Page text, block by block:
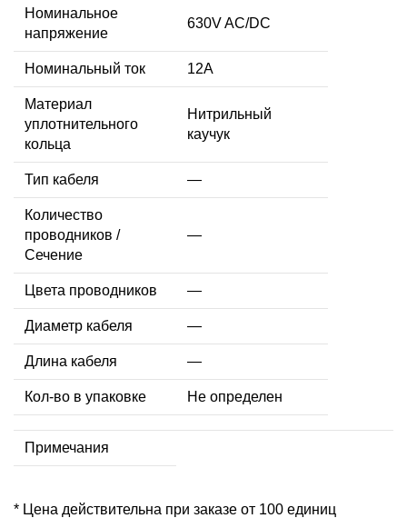
Номинальное
напряжение
630V AC/DC
Номинальный ток 12A
Материал
уплотнительного
кольца
Нитрильный
каучук
Тип кабеля —
Количество
проводников /
Сечение
—
Цвета проводников —
Диаметр кабеля —
Длина кабеля —
Кол-во в упаковке Не определен
Примечания
* Цена действительна при заказе от 100 единиц